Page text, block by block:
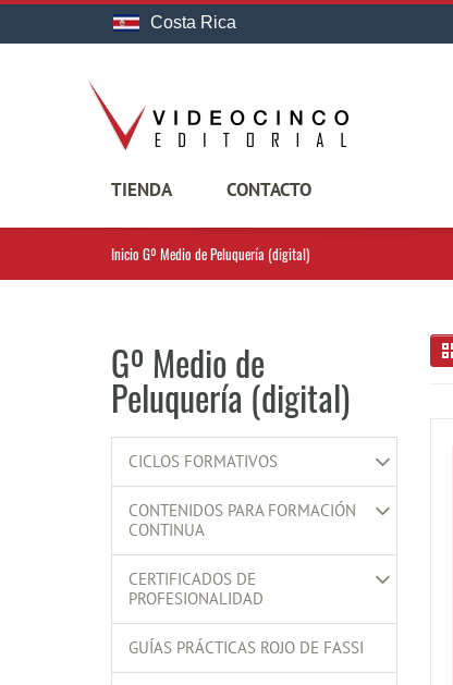
Costa Rica
TIENDA CONTACTO
Inicio Gº Medio de Peluquería (digital)
Gº Medio de
Peluquería (digital)
CICLOS FORMATIVOS
CONTENIDOS PARA FORMACIÓN
CONTINUA
CERTIFICADOS DE
PROFESIONALIDAD
GUÍAS PRÁCTICAS ROJO DE FASSI